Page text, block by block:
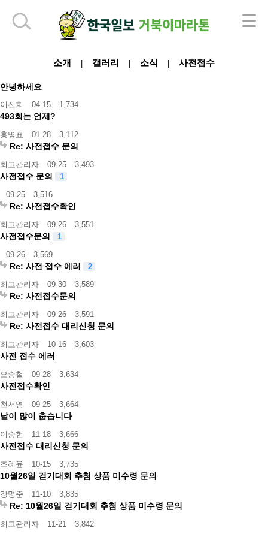
소개 갤러리 소식 사전접수
안녕하세요
이진희 04-15 1,734
493회는 언제?
홍명표 01-28 3,112
Re: 사전접수 문의
최고관리자 09-25 3,493
사전접수 문의
1
09-25
3,516
Re: 사전접수확인
최고관리자 09-26 3,551
사전접수문의
1
09-26
3,569
Re: 사전 접수 에러
2
최고관리자
09-30 3,589
Re: 사전접수문의
최고관리자 09-26 3,591
Re: 사전접수 대리신청 문의
최고관리자 10-16 3,603
사전 접수 에러
오승철 09-28 3,634
사전접수확인
천서영 09-25 3,664
날이 많이 춥습니다
이승현 11-18 3,666
사전접수 대리신청 문의
조혜윤 10-15 3,735
10월26일 걷기대회 추첨 상품 미수령 문의
강명준 11-10 3,835
Re: 10월26일 걷기대회 추첨 상품 미수령 문의
최고관리자 11-21 3,842
하단 영역